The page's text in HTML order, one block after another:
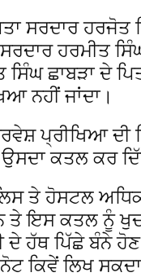
ਸਰਦਾਰ ਹਰਜੋਤ
ਹਰਮੀਤ
ਛਾਬੜਾ ਦੇ
ਨਹੀਂ ਜਾਂਦਾ।
ਪ੍ਰੀਖਿਆ
ਉਸਦਾ ਕਤਲ ਕਰ
ਤੇ ਹੋਸਟਲ
ਤੇ ਇਸ ਕਤਲ ਨੂੰ
ਦੇ ਹੱਥ ਪਿੱਛੇ ਬੰਨੇ
ਕਿਵੇਂ ਲਿਖ